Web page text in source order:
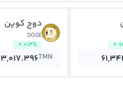
دوج کوین
DOGE
0.014%
13,017.396TMN